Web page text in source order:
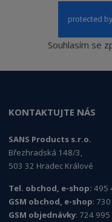
Souhlasím se
KONTAKTUJTE NÁS
SANS Products s.r.o.
Březhradská 148/3,
503 32 Hradec Králové
Tel. obchod, e-shop: 495
GSM obchod, e-shop:
GSM objednávky: 724